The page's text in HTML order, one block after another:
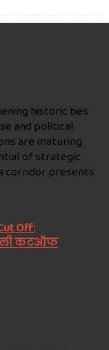
historic ties
and political
are maturing
of strategic
corridor presents
Off:
कटऑफ